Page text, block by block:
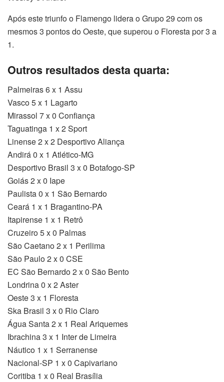
Após este triunfo o Flamengo lidera o Grupo 29 com os
mesmos 3 pontos do Oeste, que superou o Floresta por 3 a
1.
Outros resultados desta quarta:
Palmeiras 6 x 1 Assu
Vasco 5 x 1 Lagarto
Mirassol 7 x 0 Confiança
Taguatinga 1 x 2 Sport
Linense 2 x 2 Desportivo Aliança
Andirá 0 x 1 Atlético-MG
Desportivo Brasil 3 x 0 Botafogo-SP
Goiás 2 x 0 Iape
Paulista 0 x 1 São Bernardo
Ceará 1 x 1 Bragantino-PA
Itapirense 1 x 1 Retrô
Cruzeiro 5 x 0 Palmas
São Caetano 2 x 1 Perilima
São Paulo 2 x 0 CSE
EC São Bernardo 2 x 0 São Bento
Londrina 0 x 2 Aster
Oeste 3 x 1 Floresta
Ska Brasil 3 x 0 Rio Claro
Água Santa 2 x 1 Real Ariquemes
Ibrachina 3 x 1 Inter de Limeira
Náutico 1 x 1 Serranense
Nacional-SP 1 x 0 Capivariano
Coritiba 1 x 0 Real Brasília